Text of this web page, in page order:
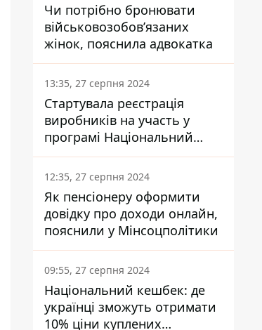
Чи потрібно бронювати
військовозобов’язаних
жінок, пояснила адвокатка
13:35, 27 серпня 2024
Стартувала реєстрація
виробників на участь у
програмі Національний
кешбек: як це зробити
через портал Дія
12:35, 27 серпня 2024
Як пенсіонеру оформити
довідку про доходи онлайн,
пояснили у Мінсоцполітики
09:55, 27 серпня 2024
Національний кешбек: де
українці зможуть отримати
10% ціни куплених